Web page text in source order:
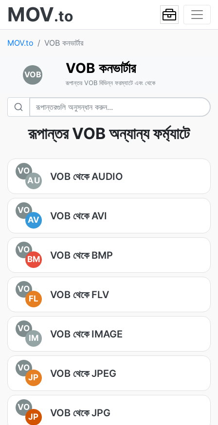
MOV.to
MOV.to VOB কনভার্টার
VOB VOB কনভার্টার
রূপান্তর VOB বিভিন্ন ফরম্যাটে এবং থেকে
রূপান্তর VOB অন্যান্য ফর্ম্যাটে
VO
AU
VOB থেকে AUDIO
VO
AV
VOB থেকে AVI
VO
BM
VOB থেকে BMP
VO
FL
VOB থেকে FLV
VO
IM
VOB থেকে IMAGE
VO
JP
VOB থেকে JPEG
VO
JP
VOB থেকে JPG